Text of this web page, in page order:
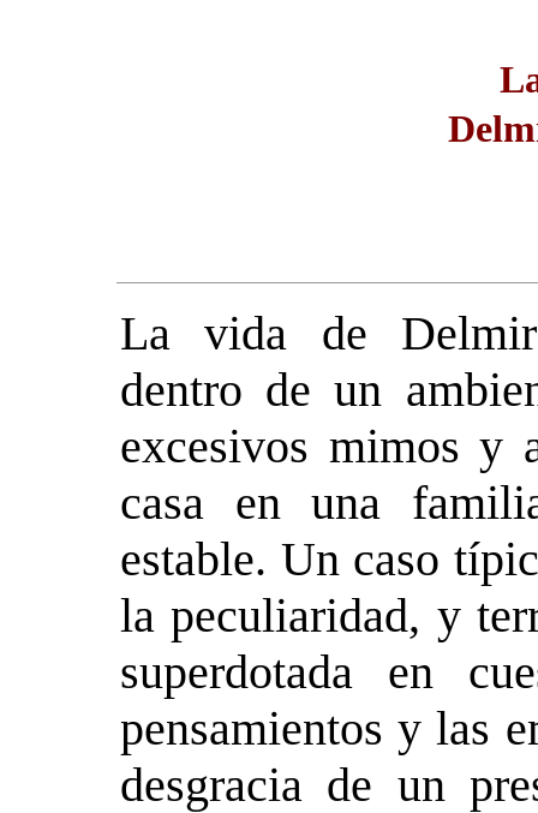
La vida de
dentro de un
excesivos mimos y
casa en una
estable. Un caso
la peculiaridad, y
superdotada en
pensamientos y las
desgracia de un